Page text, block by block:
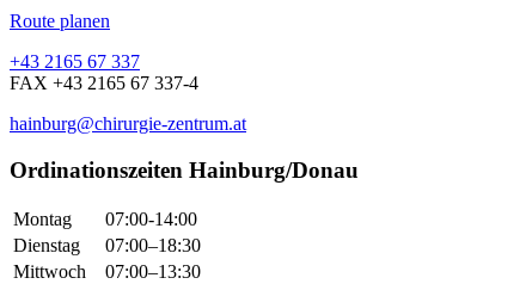
Route planen
+43 2165 67 337
FAX +43 2165 67 337-4
hainburg@chirurgie-zentrum.at
Ordinationszeiten Hainburg/Donau
Montag
07:00-14:00
Dienstag
07:00–18:30
Mittwoch
07:00–13:30